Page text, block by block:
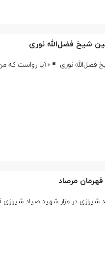
شیخ فضل‌الله نوری
فضل‌الله نوری «آیا رواست که
مرصاد
در مزار شهید صیاد شیرازی